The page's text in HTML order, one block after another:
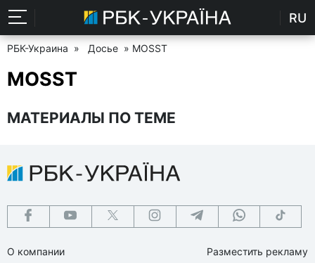
RU
РБК-Украина » Досье » MOSST
MOSST
МАТЕРИАЛЫ ПО ТЕМЕ
О компании
Разместить рекламу